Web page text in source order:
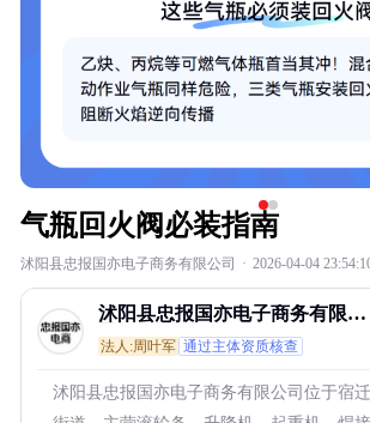
气瓶回火阀必装指南
沭阳县忠报国亦电子商务有限公司 · 2026-04-04
沭阳县忠报国亦电子商务有限公
司
法人:周叶军 通过主体资质核查
沭阳县忠报国亦电子商务有限公司位于宿